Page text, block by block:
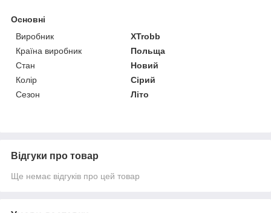
Основні
Виробник
XTrobb
Країна виробник
Польща
Стан
Новий
Колір
Сірий
Сезон
Літо
Відгуки про товар
Ще немає відгуків про цей товар